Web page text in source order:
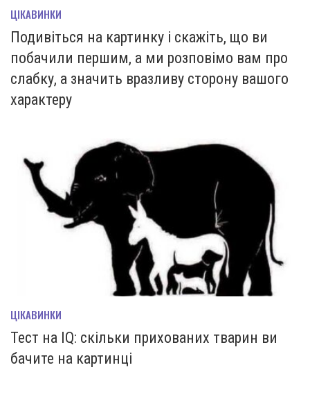
ЦІКАВИНКИ
Подивіться на картинку і скажіть, що ви
побачили першим, а ми розповімо вам про
слабку, а значить вразливу сторону вашого
характеру
ЦІКАВИНКИ
Тест на IQ: скільки прихованих тварин ви
бачите на картинці